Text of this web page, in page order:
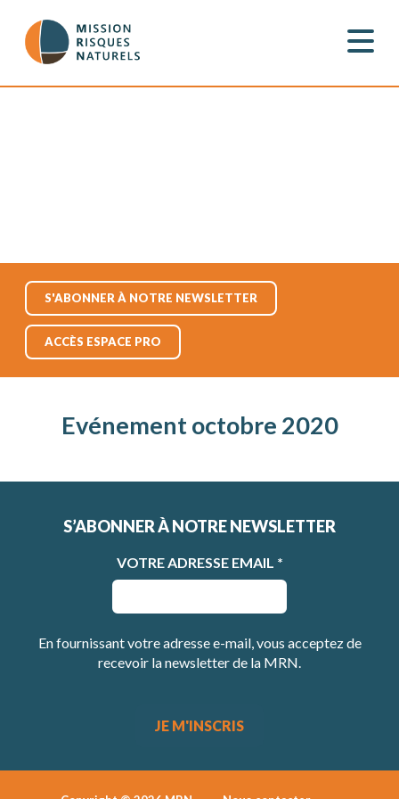
S'ABONNER À NOTRE NEWSLETTER
ACCÈS ESPACE PRO
Evénement octobre 2020
S’ABONNER À NOTRE NEWSLETTER
VOTRE ADRESSE EMAIL *
En fournissant votre adresse e-mail, vous acceptez de
recevoir la newsletter de la MRN.